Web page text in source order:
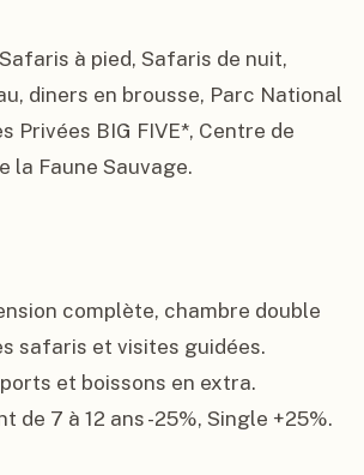
à pied, Safaris de nuit,
diners en brousse, Parc National
Privées BIG FIVE*, Centre de
la Faune Sauvage.
complète, chambre double
safaris et visites guidées.
et boissons en extra.
de 7 à 12 ans -25%, Single +25%.